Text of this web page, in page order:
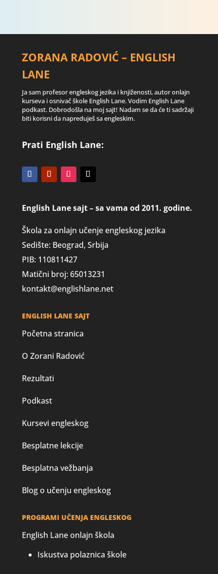
ZORANA RADOVIĆ – ENGLISH
LANE
Ja sam profesor engleskog jezika i knjiženosti, autor onlajn
kurseva i osnivač škole English Lane. Vodim English Lane
podkast. Dobrodošla na moj sajt! Nadam se da će ti sadržaji
biti korisni da napreduješ sa engleskim.
Prati English Lane:
English Lane sajt – sa vama od 2011. godine.
Škola za onlajn učenje engleskog jezika
Sedište: Beograd, Srbija
PIB: 110811427
Matični broj: 65013231
kontakt@englishlane.net
ENGLISH LANE SAJT
Početna stranica
O Zorani Radović
Rezultati
Podkast
Kursevi engleskog
Besplatne lekcije
Besplatna vežbanja
Blog o učenju engleskog
PROGRAMI UČENJA ENGLESKOG
English Lane onlajn škola
Iskustva polaznica škole